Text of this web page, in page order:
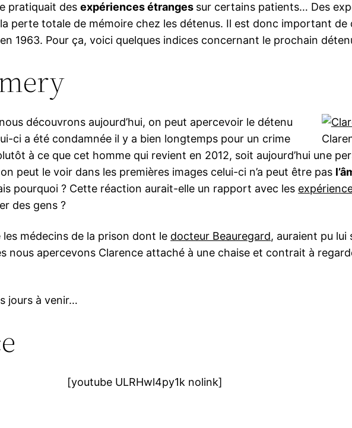
pratiquait desexpériences étranges sur certains patients… Des
perte totale de mémoire chez les détenus. Il est donc important de
1963. Pour ça, voici quelques indices concernant le prochain
découvrons aujourd’hui, on peut apercevoir le détenu
ci a été condamnée il y a bien longtemps pour un crime
à ce que cet homme qui revient en 2012, soit aujourd’hui une
peut le voir dans les premières images celui-ci n’a peut être pas
pourquoi ? Cette réaction aurait-elle un rapport avec les
des gens ?
médecins de la prison dont le docteur Beauregard, auraient pu
nous apercevons Clarence attaché à une chaise et contrait à
jours à venir…
[youtube ULRHwl4py1k nolink]